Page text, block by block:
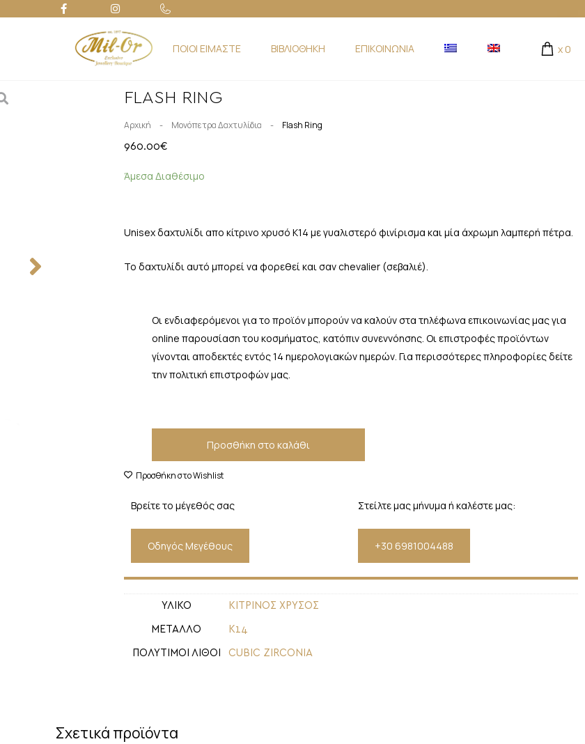
ΠΟΙΟΙ ΕΙΜΑΣΤΕ ΒΙΒΛΙΟΘΗΚΗ ΕΠΙΚΟΙΝΩΝΙΑ x 0
FLASH RING
Αρχική - Μονόπετρα Δαχτυλίδια - Flash Ring
960.00€
Άμεσα Διαθέσιμο
Unisex δαχτυλίδι απο κίτρινο χρυσό Κ14 με γυαλιστερό φινίρισμα και μία άχρωμη λαμπερή πέτρα.
Το δαχτυλίδι αυτό μπορεί να φορεθεί και σαν chevalier (σεβαλιέ).
Οι ενδιαφερόμενοι για το προϊόν μπορούν να καλούν στα τηλέφωνα επικοινωνίας μας για
online παρουσίαση του κοσμήματος, κατόπιν συνεννόησης. Οι επιστροφές προϊόντων
γίνονται αποδεκτές εντός 14 ημερολογιακών ημερών. Για περισσότερες πληροφορίες δείτε
την πολιτική επιστροφών μας.
Προσθήκη στο καλάθι
Προσθήκη στο Wishlist
Βρείτε το μέγεθός σας
Οδηγός Μεγέθους
Στείλτε μας μήνυμα ή καλέστε μας:
+30 6981004488
ΥΛΙΚΟ ΚΙΤΡΙΝΟΣ ΧΡΥΣΟΣ
ΜΕΤΑΛΛΟ Κ14
ΠΟΛΥΤΙΜΟΙ ΛΙΘΟΙ CUBIC ZIRCONIA
Σχετικά προϊόντα